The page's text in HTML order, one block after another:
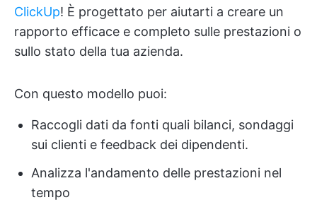
ClickUp! È progettato per aiutarti a creare un
rapporto efficace e completo sulle prestazioni o
sullo stato della tua azienda.
Con questo modello puoi:
Raccogli dati da fonti quali bilanci, sondaggi
sui clienti e feedback dei dipendenti.
Analizza l'andamento delle prestazioni nel
tempo